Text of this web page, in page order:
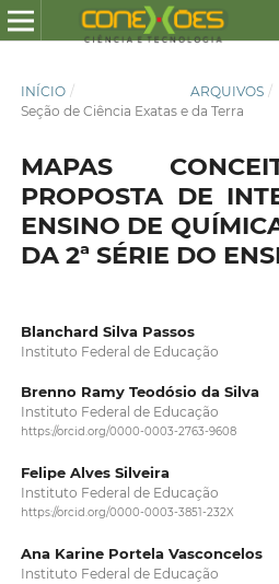
INÍCIO / ARQUIVOS /
Seção de Ciência Exatas e da Terra
MAPAS
PROPOSTA DE
ENSINO DE
DA 2ª SÉRIE DO
Blanchard Silva Passos
Instituto Federal de Educação
Brenno Ramy Teodósio da Silva
Instituto Federal de Educação
https://orcid.org/0000-0003-2763-9608
Felipe Alves Silveira
Instituto Federal de Educação
https://orcid.org/0000-0003-3851-232X
Ana Karine Portela Vasconcelos
Instituto Federal de Educação